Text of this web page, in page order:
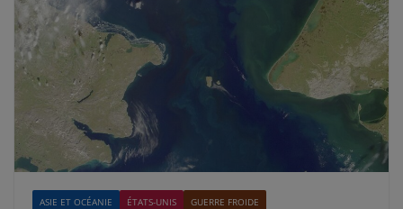
ASIE ET OCÉANIE ÉTATS-UNIS
GUERRE FROIDE